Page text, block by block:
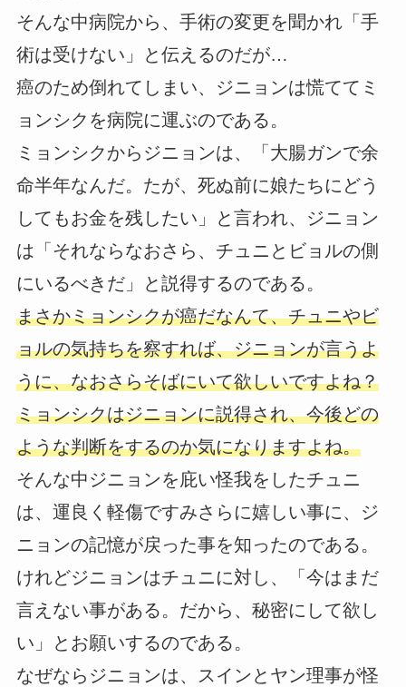
そんな中病院から、手術の変更を聞かれ「手
術は受けない」と伝えるのだが…
癌のため倒れてしまい、ジニョンは慌ててミ
ョンシクを病院に運ぶのである。
ミョンシクからジニョンは、「大腸ガンで余
命半年なんだ。たが、死ぬ前に娘たちにどう
してもお金を残したい」と言われ、ジニョン
は「それならなおさら、チュニとビョルの側
にいるべきだ」と説得するのである。
まさかミョンシクが癌だなんて、チュニやビ
ョルの気持ちを察すれば、ジニョンが言うよ
うに、なおさらそばにいて欲しいですよね？
ミョンシクはジニョンに説得され、今後どの
ような判断をするのか気になりますよね。
そんな中ジニョンを庇い怪我をしたチュニ
は、運良く軽傷ですみさらに嬉しい事に、ジ
ニョンの記憶が戻った事を知ったのである。
けれどジニョンはチュニに対し、「今はまだ
言えない事がある。だから、秘密にして欲し
い」とお願いするのである。
なぜならジニョンは、スインとヤン理事が怪